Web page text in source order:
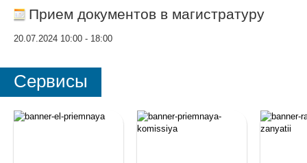
Прием документов в магистратуру
20.07.2024 10:00 - 18:00
Сервисы